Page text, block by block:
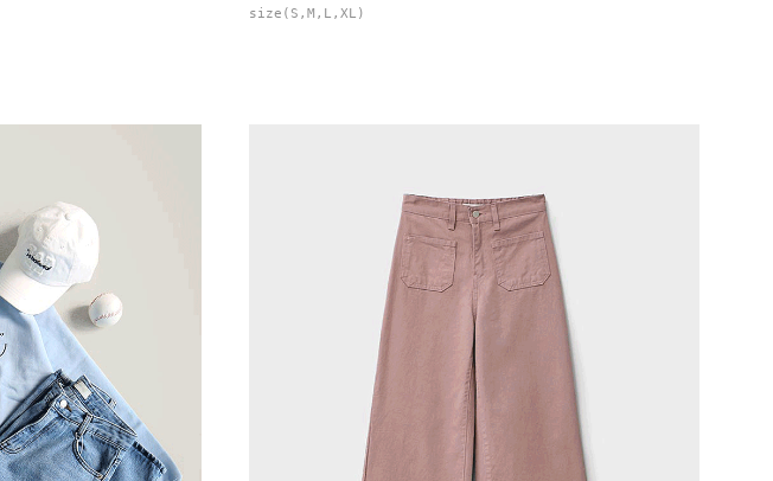
size(S,M,L,XL)